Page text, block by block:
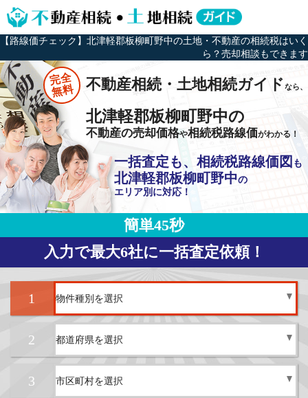
【路線価チェック】北津軽郡板柳町野中の土地・不動産の相続税はいく
ら？売却相談もできます
完全
無料 不動産相続・土地相続ガイドなら、
北津軽郡板柳町野中の
不動産の売却価格や相続税路線価がわかる！
一括査定も、相続税路線価図 も
北津軽郡板柳町野中の
エリア別に対応！
簡単45秒
入力で最大6社に一括査定依頼！
1
2
3